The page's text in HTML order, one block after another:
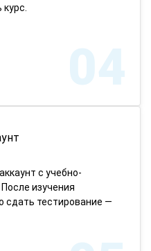
04
с учебно-
изучения
сдать тестирование —